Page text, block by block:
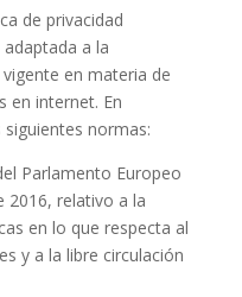
de privacidad
a la
en materia de
en internet. En
normas:
Parlamento Europeo
2016, relativo a la
en lo que respecta al
y a la libre circulación